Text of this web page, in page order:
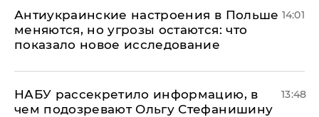
Антиукраинские настроения в Польше
меняются, но угрозы остаются: что
показало новое исследование
14:01
НАБУ рассекретило информацию, в
чем подозревают Ольгу Стефанишину
13:48